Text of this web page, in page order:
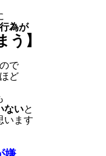
為が
う】
で
ど
ないと
います